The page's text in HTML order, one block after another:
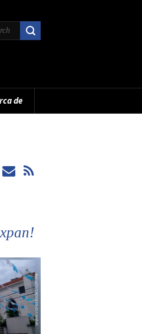
de